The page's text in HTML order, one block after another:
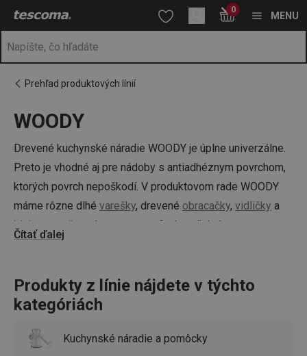
Prejsť na hlavný obsah
Prejsť na vyhľadávanie
Prejsť na navigáciu 0
MENU
Prehľad produktových línií
WOODY
Drevené kuchynské náradie WOODY je úplne univerzálne.
Preto je vhodné aj pre nádoby s antiadhéznym povrchom,
ktorých povrch nepoškodí. V produktovom rade WOODY
máme rôzne dlhé varešky, drevené obracačky, vidličky a
bloky na nože
z dreva gumovníka brazílskeho.
Čítať ďalej
Produkty z línie nájdete v týchto
kategóriách
Kuchynské náradie a pomôcky